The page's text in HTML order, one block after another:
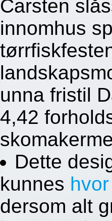
Carsten
innomhus
unna fristil
4,42
Dette
kunnes
dersom alt